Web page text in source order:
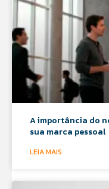
A importância do
sua marca pessoal
LEIA MAIS